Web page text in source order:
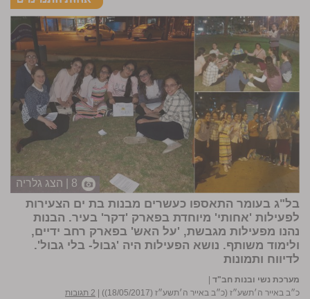
8 | הצג גלריה
בל"ג בעומר התאספו כעשרים מבנות בת ים הצעירות
לפעילות 'אחותי' מיוחדת בפארק 'דקר' בעיר. הבנות
נהנו מפעילות מגבשת, 'על האש' בפארק רחב ידיים,
ולימוד משותף. נושא הפעילות היה 'גבול- בלי גבול'.
לדיווח ותמונות
מערכת נשי ובנות חב"ד
כ״ב באייר ה׳תשע״ז (כ״ב באייר ה׳תשע״ז (18/05/2017))
2 תגובות